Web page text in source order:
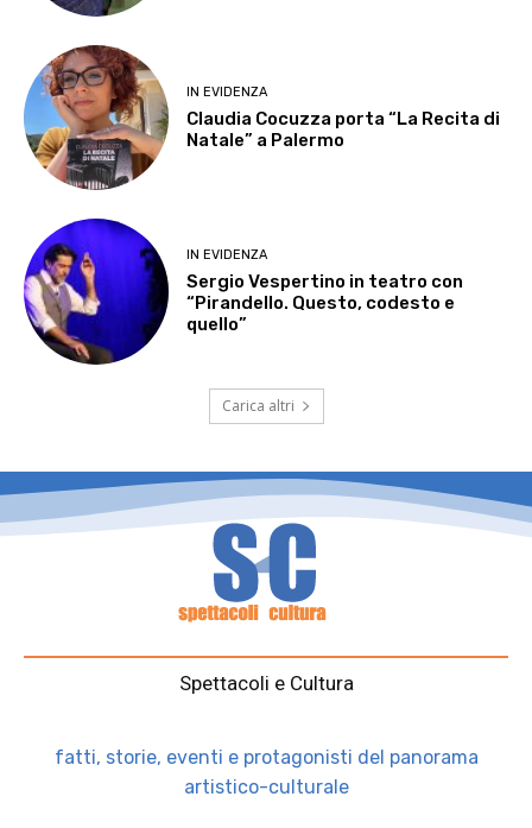
IN EVIDENZA
Claudia Cocuzza porta “La Recita di
Natale” a Palermo
IN EVIDENZA
Sergio Vespertino in teatro con
“Pirandello. Questo, codesto e
quello”
Carica altri
Spettacoli e Cultura
fatti, storie, eventi e protagonisti del panorama
artistico-culturale